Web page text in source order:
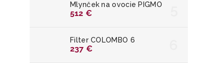
Mlynček na ovocie PIGMO
512 €
Filter COLOMBO 6
237 €